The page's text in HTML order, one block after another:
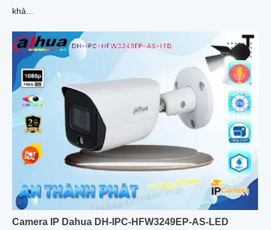
khả...
Camera IP Dahua DH-IPC-HFW3249EP-AS-LED